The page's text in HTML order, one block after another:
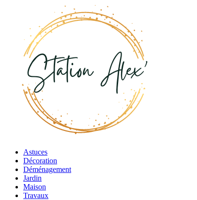
Astuces
Décoration
Déménagement
Jardin
Maison
Travaux